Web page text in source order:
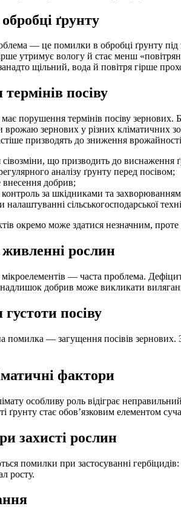
ґрунту
— це помилки в обробці ґрунту під
утримує вологу й стає менш
щільний, вода й повітря гірше
посіву
порушення термінів посіву зернових.
зернових у різних кліматичних
призводять до зниження
сівозміни, що призводить до виснаження
аналізу ґрунту перед посівом;
внесення добрив;
контроль за шкідниками та
сільськогосподарської
окремо може здатися незначним,
рослин
— часта проблема.
надлишок добрив може викликати
посіву
— загущення посівів зернових.
фактори
особливу роль відіграє
ґрунту стає обов’язковим елементом
захисті рослин
помилки при застосуванні
росту.